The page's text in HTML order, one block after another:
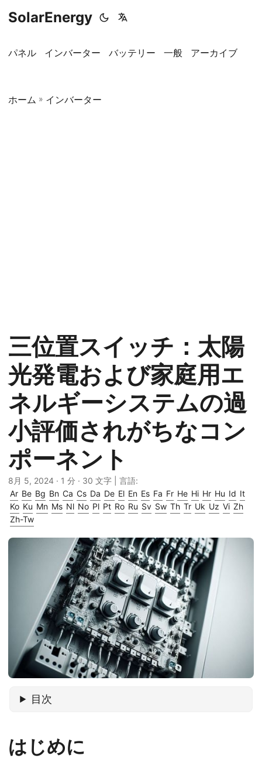
SolarEnergy
パネル インバーター バッテリー 一般 アーカイブ
ホーム » インバーター
三位置スイッチ：太陽
光発電および家庭用エ
ネルギーシステムの過
小評価されがちなコン
ポーネント
8月 5, 2024 · 1 分 · 30 文字 | 言語:
Ar Be Bg Bn Ca Cs Da De El En Es Fa Fr He Hi Hr Hu Id It
Ko Ku Mn Ms Nl No Pl Pt Ro Ru Sv Sw Th Tr Uk Uz Vi Zh
Zh-Tw
目次
はじめに